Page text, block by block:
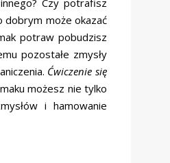
Czy potrafisz
dobrym może okazać
potraw pobudzisz
pozostałe zmysły
Ćwiczenie się
możesz nie tylko
i hamowanie